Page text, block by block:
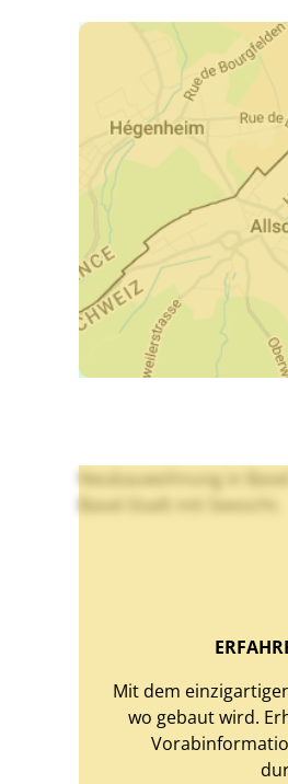
Neubauwohnung in
Basel-Stadt mit Seesicht.
Mit dem
wo gebaut wird.